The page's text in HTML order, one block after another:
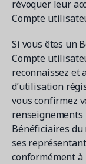
révoquer leur
Compte
Si vous êtes un
Compte
reconnaissez et
d’utilisation
vous confirmez
renseignements
Bénéficiaires
ses
conformément à